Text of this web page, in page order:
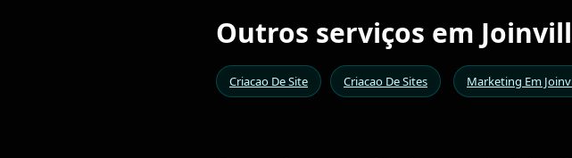
Outros serviços em
Criacao De Site Criacao De Sites Marketing Em